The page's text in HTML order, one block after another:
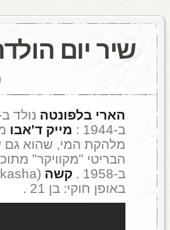
שיר יום
הארי בלפונטה
ב-1944 :
מייק ד'אבו
מלהקת המי, שהוא גם
הבריטי "מקוויקר"
ב-1958 .
קשה (kasha ), בת 28 ו
באופן חוקי: בן 21 .